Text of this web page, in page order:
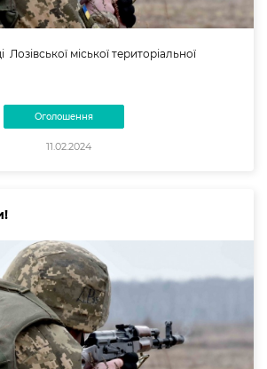
міської територіальної
Оголошення
11.02.2024